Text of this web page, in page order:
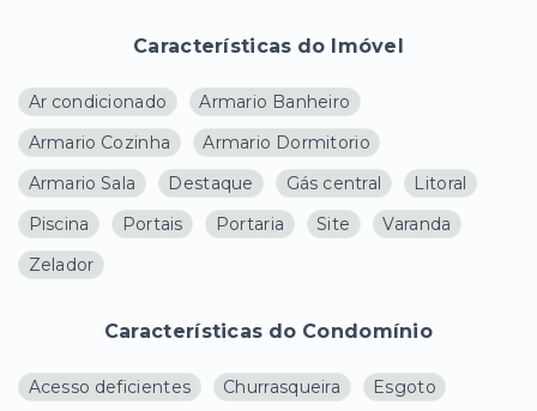
Características do Imóvel
Ar condicionado
Armario Banheiro
Armario Cozinha
Armario Dormitorio
Armario Sala
Destaque Gás central
Litoral
Piscina
Portais Portaria Site
Varanda
Zelador
Características do Condomínio
Acesso deficientes Churrasqueira
Esgoto